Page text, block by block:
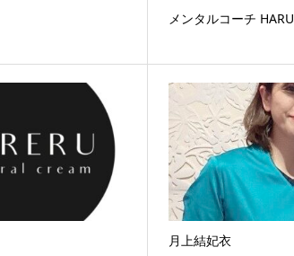
メンタルコーチ HARU
月上結妃衣